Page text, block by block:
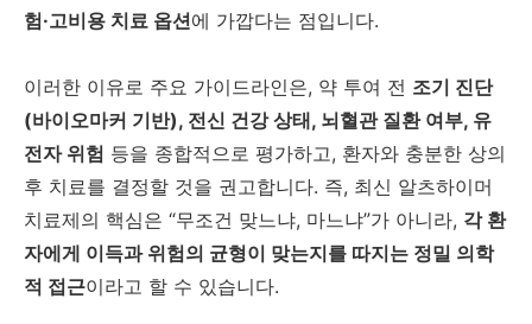
험·고비용 치료 옵션에 가깝다는 점입니다.
이러한 이유로 주요 가이드라인은, 약 투여 전 조기 진단
(바이오마커 기반), 전신 건강 상태, 뇌혈관 질환 여부, 유
전자 위험 등을 종합적으로 평가하고, 환자와 충분한 상의
후 치료를 결정할 것을 권고합니다. 즉, 최신 알츠하이머
치료제의 핵심은 “무조건 맞느냐, 마느냐”가 아니라, 각 환
자에게 이득과 위험의 균형이 맞는지를 따지는 정밀 의학
적 접근이라고 할 수 있습니다.